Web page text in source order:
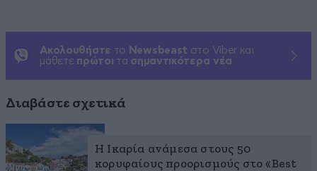
Ακολουθήστε το Newsbeast στο Viber και
μάθετε πρώτοι τα σημαντικότερα νέα
Διαβάστε σχετικά
Η Ικαρία ανάμεσα στους 50
κορυφαίους προορισμούς στο «Best